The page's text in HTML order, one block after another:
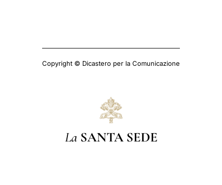
Copyright © Dicastero per la Comunicazione
La SANTA SEDE